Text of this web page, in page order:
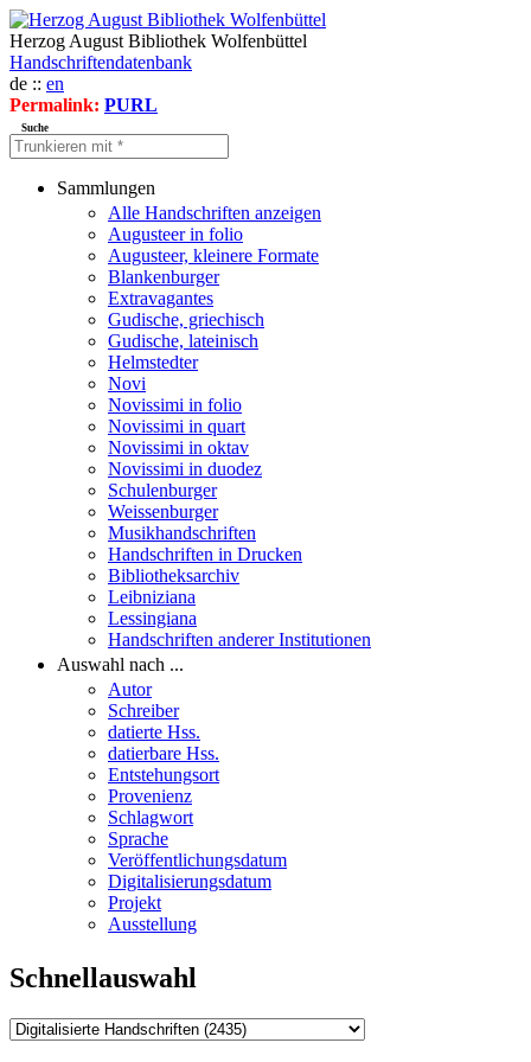
Herzog August Bibliothek Wolfenbüttel
Handschriftendatenbank
de :: en
Permalink: PURL
Suche
Sammlungen
Alle Handschriften anzeigen
Augusteer in folio
Augusteer, kleinere Formate
Blankenburger
Extravagantes
Gudische, griechisch
Gudische, lateinisch
Helmstedter
Novi
Novissimi in folio
Novissimi in quart
Novissimi in oktav
Novissimi in duodez
Schulenburger
Weissenburger
Musikhandschriften
Handschriften in Drucken
Bibliotheksarchiv
Leibniziana
Lessingiana
Handschriften anderer Institutionen
Auswahl nach ...
Autor
Schreiber
datierte Hss.
datierbare Hss.
Entstehungsort
Provenienz
Schlagwort
Sprache
Veröffentlichungsdatum
Digitalisierungsdatum
Projekt
Ausstellung
Schnellauswahl